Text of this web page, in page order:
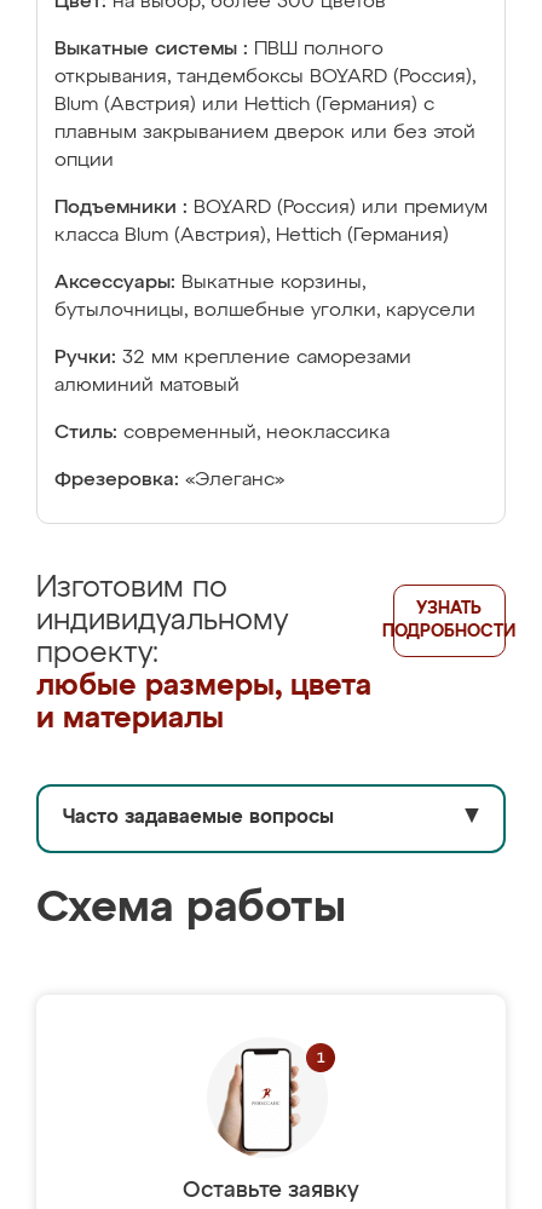
Выкатные системы :
ПВШ полного
открывания, тандембоксы BOYARD (Россия),
Blum (Австрия) или Hettich (Германия) с
плавным закрыванием дверок или без этой
опции
Подъемники : BOYARD (Россия) или премиум
класса Blum (Австрия), Hettich (Германия)
Аксессуары: Выкатные корзины,
бутылочницы, волшебные уголки, карусели
Ручки: 32 мм крепление саморезами
алюминий матовый
Стиль: современный, неоклассика
Фрезеровка: «Элеганс»
Изготовим по
индивидуальному
проекту:
любые размеры, цвета
и материалы
УЗНАТЬ
ПОДРОБНОСТИ
Часто задаваемые вопросы ▼
Схема работы
Оставьте заявку